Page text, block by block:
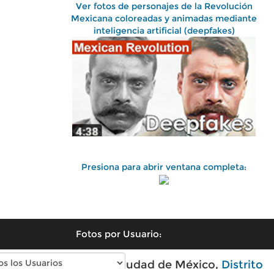
Ver fotos de personajes de la Revolución
Mexicana coloreadas y animadas mediante
inteligencia artificial (deepfakes)
Presiona para abrir ventana completa:
Fotos por Usuario:
Fotos antiguas de Ciudad de México, Distrito